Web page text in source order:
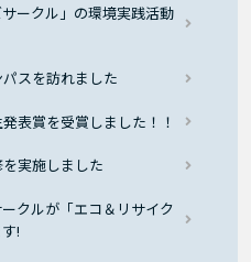
ークル」の環境実践活動
スを訪れました
表賞を受賞しました！！
実施しました
クルが「エコ＆リサイク
!